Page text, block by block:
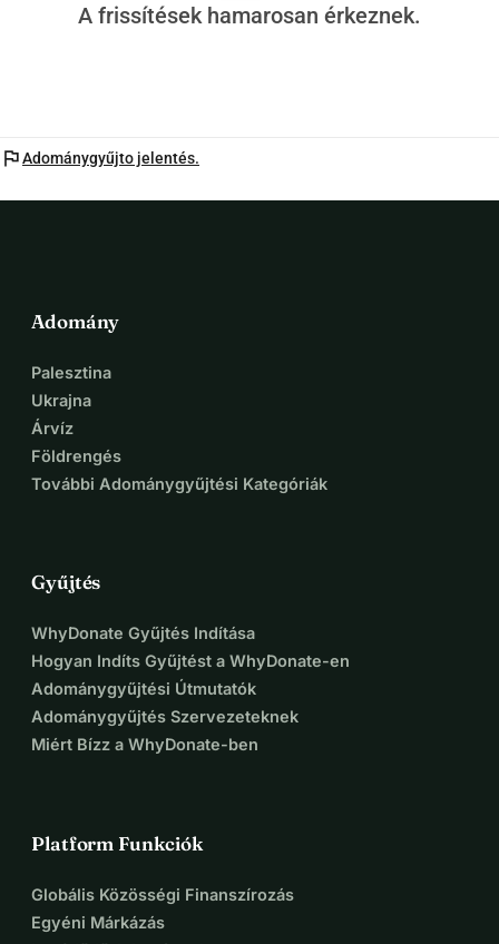
A frissítések hamarosan érkeznek.
flagAdománygyűjto jelentés.
Adomány
Palesztina
Ukrajna
Árvíz
Földrengés
További Adománygyűjtési Kategóriák
Gyűjtés
WhyDonate Gyűjtés Indítása
Hogyan Indíts Gyűjtést a WhyDonate-en
Adománygyűjtési Útmutatók
Adománygyűjtés Szervezeteknek
Miért Bízz a WhyDonate-ben
Platform Funkciók
Globális Közösségi Finanszírozás
Egyéni Márkázás